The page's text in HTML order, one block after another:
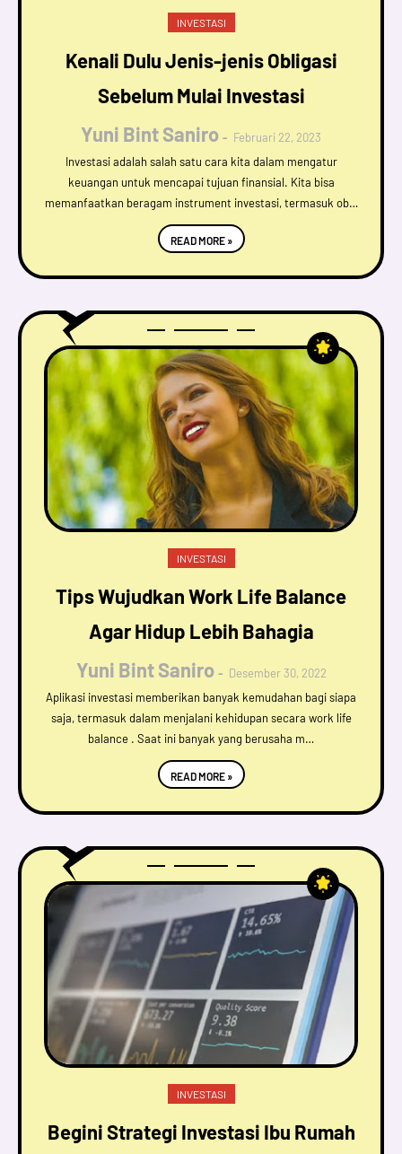
INVESTASI
Kenali Dulu Jenis-jenis Obligasi
Sebelum Mulai Investasi
Yuni Bint Saniro
Februari 22, 2023
Investasi adalah salah satu cara kita dalam mengatur
keuangan untuk mencapai tujuan finansial. Kita bisa
memanfaatkan beragam instrument investasi, termasuk ob…
READ MORE »
INVESTASI
Tips Wujudkan Work Life Balance
Agar Hidup Lebih Bahagia
Yuni Bint Saniro
Desember 30, 2022
Aplikasi investasi memberikan banyak kemudahan bagi siapa
saja, termasuk dalam menjalani kehidupan secara work life
balance . Saat ini banyak yang berusaha m…
READ MORE »
INVESTASI
Begini Strategi Investasi Ibu Rumah